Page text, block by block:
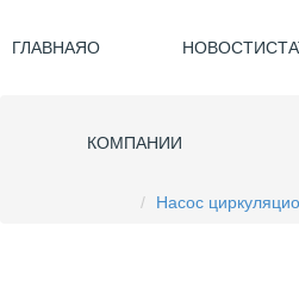
ГЛАВНАЯО
КОМПАНИИ
НОВОСТИ
Насос